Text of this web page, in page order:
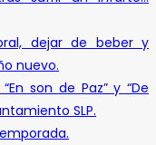
dejar de beber y
nuevo.
son de Paz” y “De
SLP.